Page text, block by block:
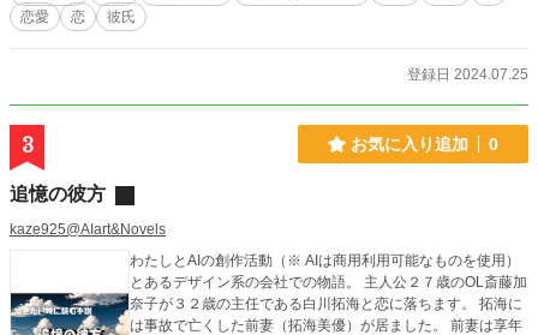
と思う。また、愛されたいと思う。ニーチェのいう「飼いな
らされるな！」とは、恋の奴隷になるな、男のために尽くし
は、空中を飛ぶ白いけがをした鳥の様であった。車を停め、
町はいつものとおりで変わったことはない。
恋愛
恋 彼氏
登録日 2024.07.25
3 お気に入り追加 0
追憶の彼方
kaze925@AIart&Novels
わたしとAIの創作活動（※ AIは商用利用可能なものを使用）
とあるデザイン系の会社での物語。 主人公２７歳のOL斎藤加
奈子が３２歳の主任である白川拓海と恋に落ちます。 拓海に
は事故で亡くした前妻（拓海美優）が居ました。 前妻は享年